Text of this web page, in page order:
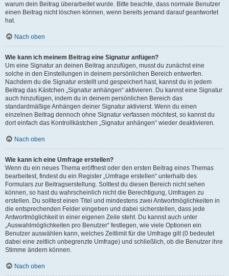
warum dein Beitrag überarbeitet wurde. Bitte beachte, dass normale Benutzer
einen Beitrag nicht löschen können, wenn bereits jemand darauf geantwortet
hat.
Nach oben
Wie kann ich meinem Beitrag eine Signatur anfügen?
Um eine Signatur an deinen Beitrag anzufügen, musst du zunächst eine
solche in den Einstellungen in deinem persönlichen Bereich entwerfen.
Nachdem du die Signatur erstellt und gespeichert hast, kannst du in jedem
Beitrag das Kästchen „Signatur anhängen“ aktivieren. Du kannst eine Signatur
auch hinzufügen, indem du in deinem persönlichen Bereich das
standardmäßige Anhängen deiner Signatur aktivierst. Wenn du einen
einzelnen Beitrag dennoch ohne Signatur verfassen möchtest, so kannst du
dort einfach das Kontrollkästchen „Signatur anhängen“ wieder deaktivieren.
Nach oben
Wie kann ich eine Umfrage erstellen?
Wenn du ein neues Thema eröffnest oder den ersten Beitrag eines Themas
bearbeitest, findest du ein Register „Umfrage erstellen“ unterhalb des
Formulars zur Beitragserstellung. Solltest du diesen Bereich nicht sehen
können, so hast du wahrscheinlich nicht die Berechtigung, Umfragen zu
erstellen. Du solltest einen Titel und mindestens zwei Antwortmöglichkeiten in
die entsprechenden Felder eingeben und dabei sicherstellen, dass jede
Antwortmöglichkeit in einer eigenen Zeile steht. Du kannst auch unter
„Auswahlmöglichkeiten pro Benutzer“ festlegen, wie viele Optionen ein
Benutzer auswählen kann, welches Zeitlimit für die Umfrage gilt (0 bedeutet
dabei eine zeitlich unbegrenzte Umfrage) und schließlich, ob die Benutzer ihre
Stimme ändern können.
Nach oben